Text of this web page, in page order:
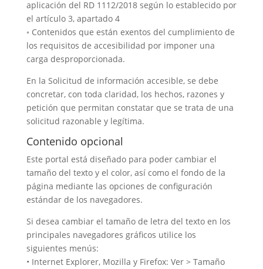
aplicación del RD 1112/2018 según lo establecido por
el artículo 3, apartado 4
◦ Contenidos que están exentos del cumplimiento de
los requisitos de accesibilidad por imponer una
carga desproporcionada.
En la Solicitud de información accesible, se debe
concretar, con toda claridad, los hechos, razones y
petición que permitan constatar que se trata de una
solicitud razonable y legítima.
Contenido opcional
Este portal está diseñado para poder cambiar el
tamaño del texto y el color, así como el fondo de la
página mediante las opciones de configuración
estándar de los navegadores.
Si desea cambiar el tamaño de letra del texto en los
principales navegadores gráficos utilice los
siguientes menús:
• Internet Explorer, Mozilla y Firefox: Ver > Tamaño